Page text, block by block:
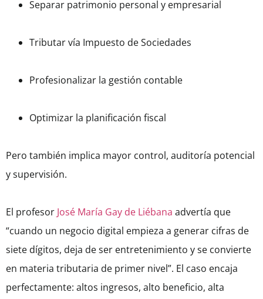
Separar patrimonio personal y empresarial
Tributar vía Impuesto de Sociedades
Profesionalizar la gestión contable
Optimizar la planificación fiscal
Pero también implica mayor control, auditoría potencial
y supervisión.
El profesor José María Gay de Liébana advertía que
“cuando un negocio digital empieza a generar cifras de
siete dígitos, deja de ser entretenimiento y se convierte
en materia tributaria de primer nivel”. El caso encaja
perfectamente: altos ingresos, alto beneficio, alta